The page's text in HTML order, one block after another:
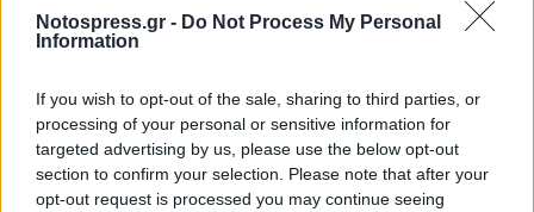
Notospress.gr - Do Not Process My Personal
Information
If you wish to opt-out of the sale, sharing to third parties, or
processing of your personal or sensitive information for
targeted advertising by us, please use the below opt-out
section to confirm your selection. Please note that after your
opt-out request is processed you may continue seeing
τα τέλη, τα έσοδα κινητής και ακίνητης
περιουσίας και διαχειρίζονται τον δικό τους
συγκεκριμένη εξουσία λήψης αποφάσεων
διαθέτοντας το δικαίωμα να θεσπίζουν και να
επιβάλλουν γενικές ή συγκεκριμένες αποφάσεις.